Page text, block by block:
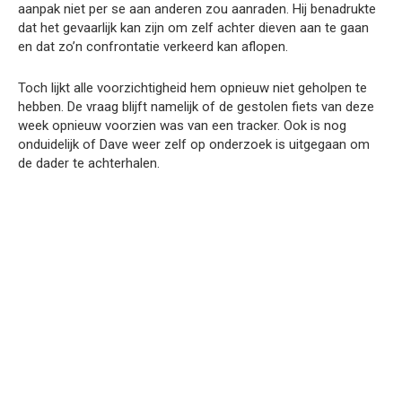
aanpak niet per se aan anderen zou aanraden. Hij benadrukte
dat het gevaarlijk kan zijn om zelf achter dieven aan te gaan
en dat zo’n confrontatie verkeerd kan aflopen.
Toch lijkt alle voorzichtigheid hem opnieuw niet geholpen te
hebben. De vraag blijft namelijk of de gestolen fiets van deze
week opnieuw voorzien was van een tracker. Ook is nog
onduidelijk of Dave weer zelf op onderzoek is uitgegaan om
de dader te achterhalen.